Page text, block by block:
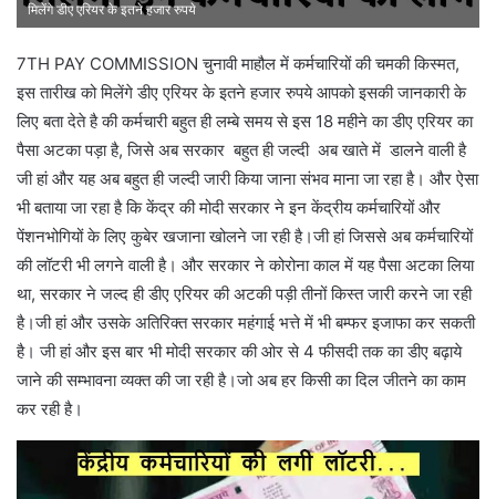
मिलेंगे डीए एरियर के इतने हजार रुपये
7TH PAY COMMISSION चुनावी माहौल में कर्मचारियों की चमकी किस्मत,
इस तारीख को मिलेंगे डीए एरियर के इतने हजार रुपये आपको इसकी जानकारी के
लिए बता देते है की कर्मचारी बहुत ही लम्बे समय से इस 18 महीने का डीए एरियर का
पैसा अटका पड़ा है, जिसे अब सरकार बहुत ही जल्दी अब खाते में डालने वाली है
जी हां और यह अब बहुत ही जल्दी जारी किया जाना संभव माना जा रहा है। और ऐसा
भी बताया जा रहा है कि केंद्र की मोदी सरकार ने इन केंद्रीय कर्मचारियों और
पेंशनभोगियों के लिए कुबेर खजाना खोलने जा रही है।जी हां जिससे अब कर्मचारियों
की लॉटरी भी लगने वाली है। और सरकार ने कोरोना काल में यह पैसा अटका लिया
था, सरकार ने जल्द ही डीए एरियर की अटकी पड़ी तीनों किस्त जारी करने जा रही
है।जी हां और उसके अतिरिक्त सरकार महंगाई भत्ते में भी बम्फर इजाफा कर सकती
है। जी हां और इस बार भी मोदी सरकार की ओर से 4 फीसदी तक का डीए बढ़ाये
जाने की सम्भावना व्यक्त की जा रही है।जो अब हर किसी का दिल जीतने का काम
कर रही है।